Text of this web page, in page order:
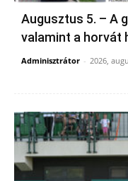
Augusztus 5. – A
valamint a horvát
Adminisztrátor - 2026,